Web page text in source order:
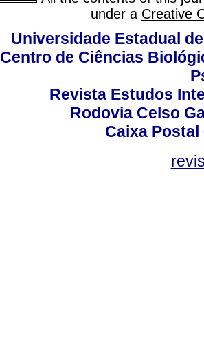
under a Creative
Universidade Estadual
Centro de Ciências
Revista Estudos
Rodovia Celso
Caixa Postal